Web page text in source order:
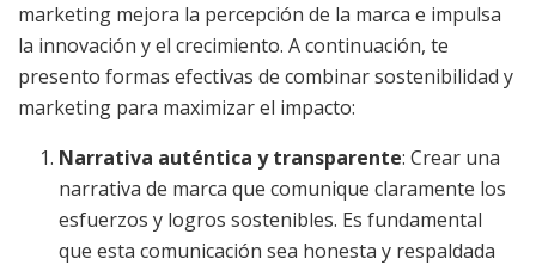
marketing mejora la percepción de la marca e impulsa
la innovación y el crecimiento. A continuación, te
presento formas efectivas de combinar sostenibilidad y
marketing para maximizar el impacto:
Narrativa auténtica y transparente: Crear una
narrativa de marca que comunique claramente los
esfuerzos y logros sostenibles. Es fundamental
que esta comunicación sea honesta y respaldada